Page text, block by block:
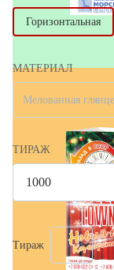
Горизонтальная
МАТЕРИАЛ
Мелованная
ТИРАЖ
Тираж